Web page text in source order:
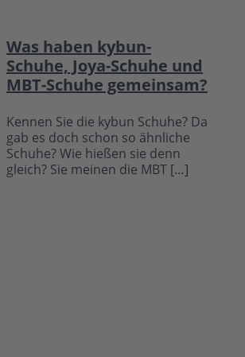
Was haben kybun-
Schuhe, Joya-Schuhe und
MBT-Schuhe gemeinsam?
Kennen Sie die kybun Schuhe? Da
gab es doch schon so ähnliche
Schuhe? Wie hießen sie denn
gleich? Sie meinen die MBT […]